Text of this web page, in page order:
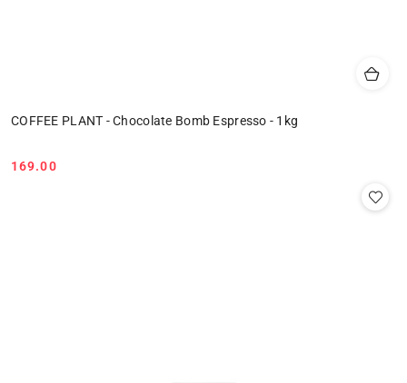
COFFEE PLANT - Chocolate Bomb Espresso - 1kg
Cena:
169.00